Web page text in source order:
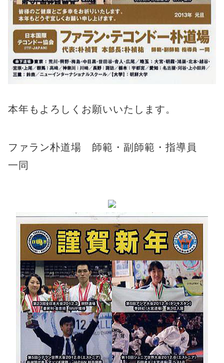
本年もよろしくお願いいたします。
ファラン朴道場 師範・副師範・指導員
一同